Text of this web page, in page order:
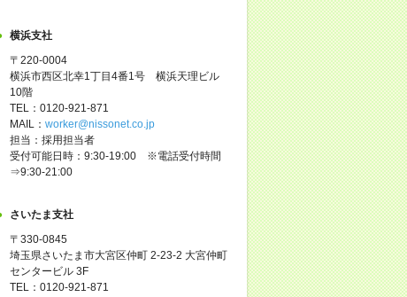
横浜支社
〒220-0004
横浜市西区北幸1丁目4番1号 横浜天理ビル
10階
TEL：0120-921-871
MAIL： worker@nissonet.co.jp
担当：採用担当者
受付可能日時：9:30-19:00 ※電話受付時間
⇒9:30-21:00
さいたま支社
〒330-0845
埼玉県さいたま市大宮区仲町 2-23-2 大宮仲町
センタービル 3F
TEL：0120-921-871